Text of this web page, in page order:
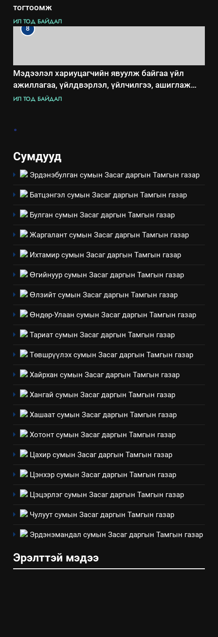
тогтоомж
ИЛ ТОД БАЙДАЛ
8
Мэдээлэл хариуцагчийн явуулж байгаа үйл
ажиллагаа, үйлдвэрлэл, үйлчилгээ, ашиглаж
байгаа техник, технологийн хүн, мал, амьтны
ИЛ ТОД БАЙДАЛ
.
Сумдууд
Эрдэнэбулган сумын Засаг даргын Тамгын газар
Батцэнгэл сумын Засаг даргын Тамгын газар
Булган сумын Засаг даргын Тамгын газар
Жаргалант сумын Засаг даргын Тамгын газар
Ихтамир сумын Засаг даргын Тамгын газар
Өгийнуур сумын Засаг даргын Тамгын газар
Өлзийт сумын Засаг даргын Тамгын газар
Өндөр-Улаан сумын Засаг даргын Тамгын газар
Тариат сумын Засаг даргын Тамгын газар
Төвшрүүлэх сумын Засаг даргын Тамгын газар
Хайрхан сумын Засаг даргын Тамгын газар
Хангай сумын Засаг даргын Тамгын газар
Хашаат сумын Засаг даргын Тамгын газар
Хотонт сумын Засаг даргын Тамгын газар
Цахир сумын Засаг даргын Тамгын газар
Цэнхэр сумын Засаг даргын Тамгын газар
Цэцэрлэг сумын Засаг даргын Тамгын газар
Чулуут сумын Засаг даргын Тамгын газар
Эрдэнэмандал сумын Засаг даргын Тамгын газар
Эрэлттэй мэдээ